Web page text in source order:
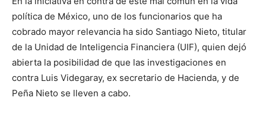
política de México, uno de los funcionarios que ha
cobrado mayor relevancia ha sido Santiago Nieto, titular
de la Unidad de Inteligencia Financiera (UIF), quien dejó
abierta la posibilidad de que las investigaciones en
contra Luis Videgaray, ex secretario de Hacienda, y de
Peña Nieto se lleven a cabo.